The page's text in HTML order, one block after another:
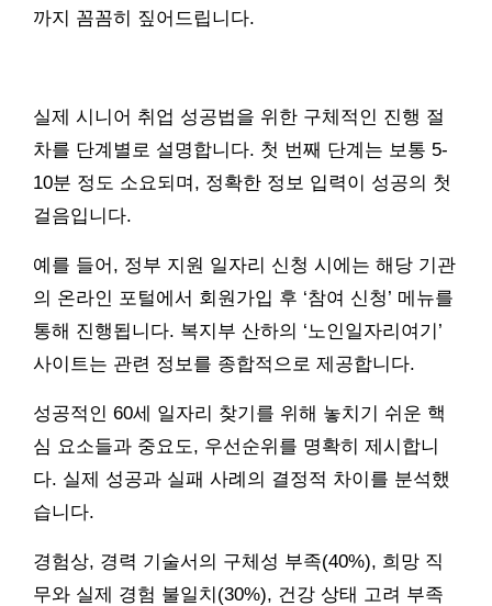
까지 꼼꼼히 짚어드립니다.
실제 시니어 취업 성공법을 위한 구체적인 진행 절
차를 단계별로 설명합니다. 첫 번째 단계는 보통 5-
10분 정도 소요되며, 정확한 정보 입력이 성공의 첫
걸음입니다.
예를 들어, 정부 지원 일자리 신청 시에는 해당 기관
의 온라인 포털에서 회원가입 후 ‘참여 신청’ 메뉴를
통해 진행됩니다. 복지부 산하의 ‘노인일자리여기’
사이트는 관련 정보를 종합적으로 제공합니다.
성공적인 60세 일자리 찾기를 위해 놓치기 쉬운 핵
심 요소들과 중요도, 우선순위를 명확히 제시합니
다. 실제 성공과 실패 사례의 결정적 차이를 분석했
습니다.
경험상, 경력 기술서의 구체성 부족(40%), 희망 직
무와 실제 경험 불일치(30%), 건강 상태 고려 부족